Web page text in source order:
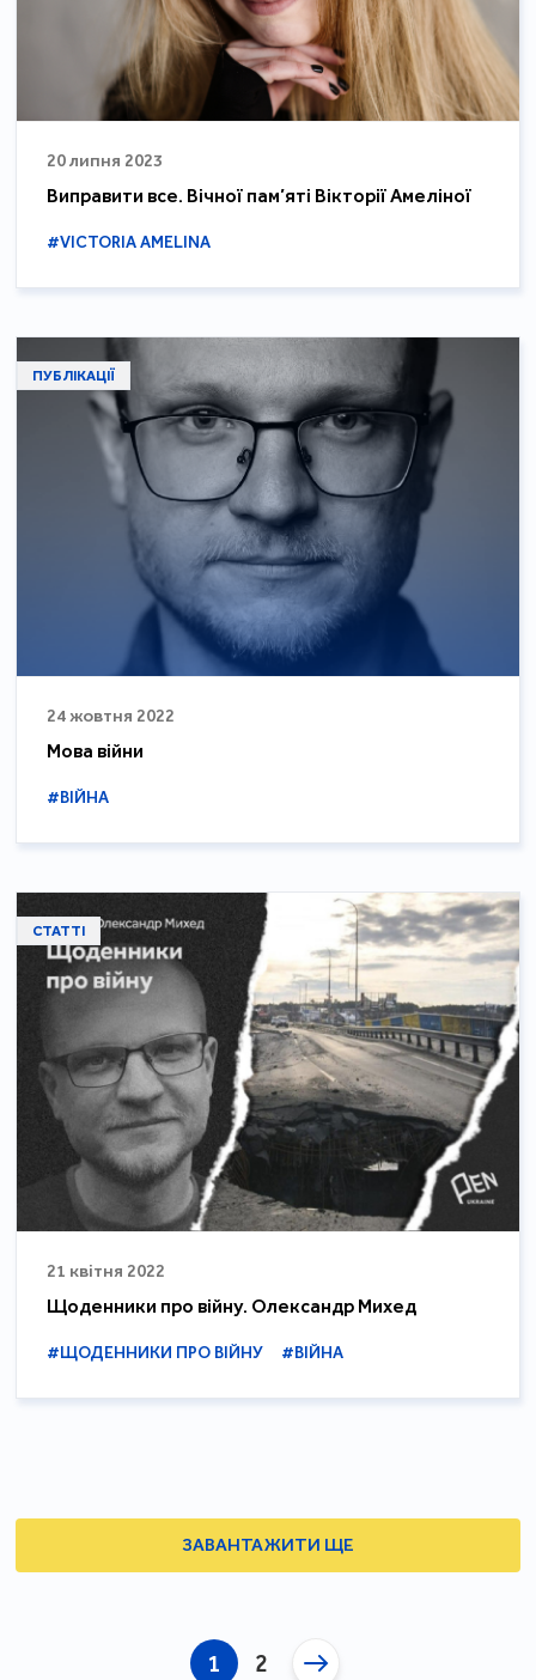
20 липня 2023
Виправити все. Вічної пам’яті Вікторії Амеліної
#VICTORIA AMELINA
ПУБЛІКАЦІЇ
24 жовтня 2022
Мова війни
#ВІЙНА
СТАТТІ
21 квітня 2022
Щоденники про війну. Олександр Михед
#ЩОДЕННИКИ ПРО ВІЙНУ #ВІЙНА
ЗАВАНТАЖИТИ ЩЕ
1 2